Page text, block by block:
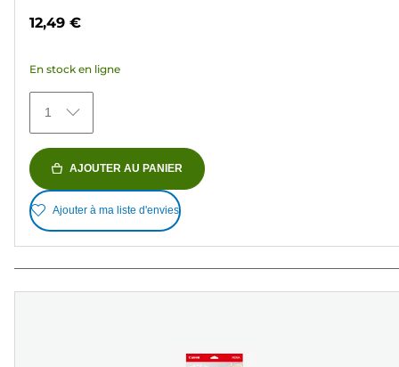
5
150
avis
12,49 €
En stock en ligne
1
AJOUTER AU PANIER
Ajouter à ma liste d'envies